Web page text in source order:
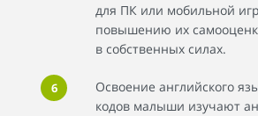
для ПК или мобильной
повышению их
в собственных силах.
Освоение английского
кодов малыши изучают